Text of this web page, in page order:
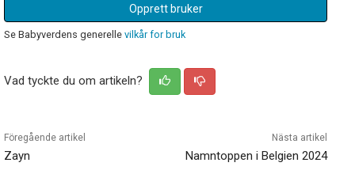
Opprett bruker
Se Babyverdens generelle vilkår for bruk
Vad tyckte du om artikeln?
Föregående artikel
Zayn
Nästa artikel
Namntoppen i Belgien 2024